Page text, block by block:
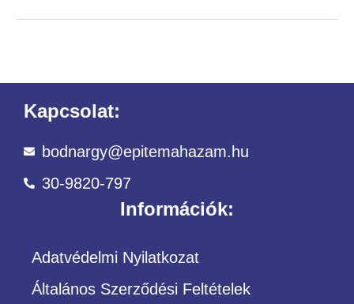
Kapcsolat:
bodnargy@epitemahazam.hu
30-9820-797
Információk:
Adatvédelmi Nyilatkozat
Általános Szerződési Feltételek